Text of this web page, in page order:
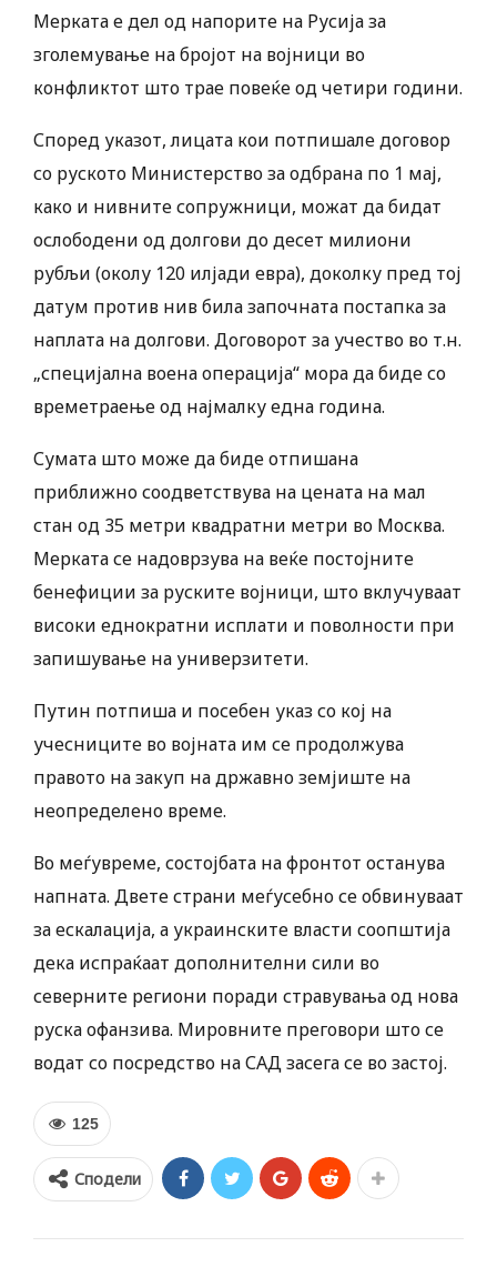
Мерката е дел од напорите на Русија за
зголемување на бројот на војници во
конфликтот што трае повеќе од четири години.
Според указот, лицата кои потпишале договор
со руското Министерство за одбрана по 1 мај,
како и нивните сопружници, можат да бидат
ослободени од долгови до десет милиони
рубљи (околу 120 илјади евра), доколку пред тој
датум против нив била започната постапка за
наплата на долгови. Договорот за учество во т.н.
„специјална воена операција“ мора да биде со
времетраење од најмалку една година.
Сумата што може да биде отпишана
приближно соодветствува на цената на мал
стан од 35 метри квадратни метри во Москва.
Мерката се надоврзува на веќе постојните
бенефиции за руските војници, што вклучуваат
високи еднократни исплати и поволности при
запишување на универзитети.
Путин потпиша и посебен указ со кој на
учесниците во војната им се продолжува
правото на закуп на државно земјиште на
неопределено време.
Во меѓувреме, состојбата на фронтот останува
напната. Двете страни меѓусебно се обвинуваат
за ескалација, а украинските власти соопштија
дека испраќаат дополнителни сили во
северните региони поради стравувања од нова
руска офанзива. Мировните преговори што се
водат со посредство на САД засега се во застој.
125
Сподели